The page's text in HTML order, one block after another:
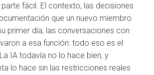
fácil. El contexto, las decisiones
que un nuevo miembro
primer día, las conversaciones con
a esa función: todo eso es el
IA todavía no lo hace bien, y
lo hace sin las restricciones reales